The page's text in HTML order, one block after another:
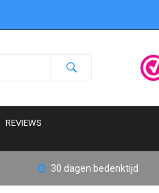
REVIEWS
30 dagen bedenktijd